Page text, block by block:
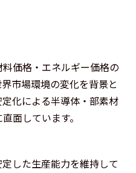
価格・エネルギー価格の
市場環境の変化を背景と
化による半導体・部素材
面しています。
した生産能力を維持して